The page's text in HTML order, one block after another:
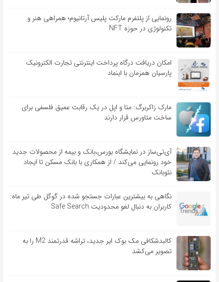
رونمایی از پلتفرم مارکت پلیس آرتانیوم؛ همراهی هنر و
تکنولوژی در حوزه NFT
امکان دریافت درگاه پرداخت اینترنتی تجارت الکترونیک
پارسیان همزمان با اینماد
مارک زاکربرگ: متا و اپل در یک رقابت عمیق فلسفی برای
ساخت متاورس قرار دارند
آی‌تی‌ساز در نمایشگاه بورس،بانک و بیمه از محصولات جدید
خود رونمایی می‌کند / از همکاری با بانک مسکن تا ایجاد
نئوبانک
نگاهی به بیشترین عبارات جستجو شده در گوگل طی تیر ماه:
کاربران به دنبال لغو محدودیت Safe Search
کالبدشکافی مک بوک ایر جدید، تراشه قدرتمند M2 را به
تصویر می‌کشد